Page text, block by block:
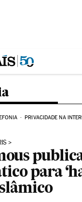
PRIVACIDADE NA
para